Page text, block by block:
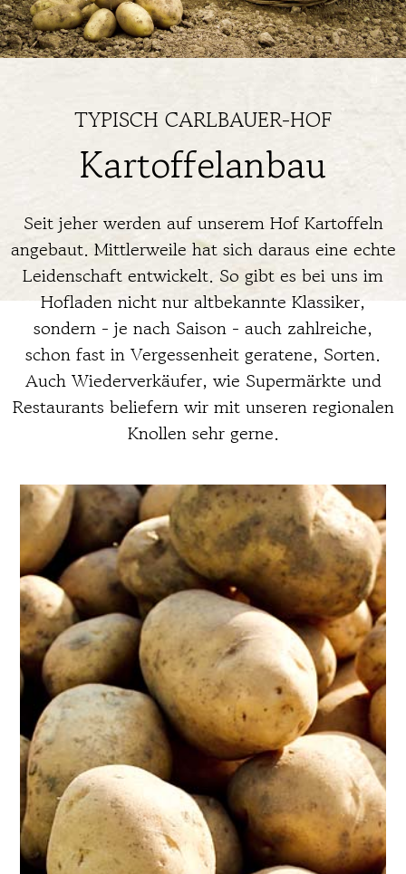
TYPISCH CARLBAUER-HOF
Kartoffelanbau
Seit jeher werden auf unserem Hof Kartoffeln
angebaut. Mittlerweile hat sich daraus eine echte
Leidenschaft entwickelt. So gibt es bei uns im
Hofladen nicht nur altbekannte Klassiker,
sondern - je nach Saison - auch zahlreiche,
schon fast in Vergessenheit geratene, Sorten.
Auch Wiederverkäufer, wie Supermärkte und
Restaurants beliefern wir mit unseren regionalen
Knollen sehr gerne.